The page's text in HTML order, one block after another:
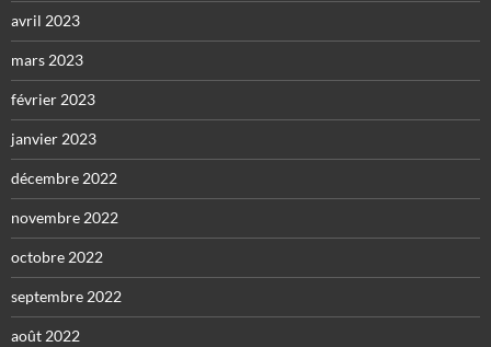
avril 2023
mars 2023
février 2023
janvier 2023
décembre 2022
novembre 2022
octobre 2022
septembre 2022
août 2022